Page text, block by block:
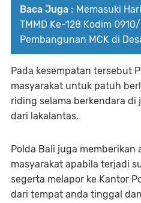
Baca Juga : Memasuki
TMMD Ke-128 Kodim
Pembangunan MCK di
Pada kesempatan tersebut
masyarakat untuk patuh
riding selama berkendara
dari lakalantas.
Polda Bali juga memberikan
masyarakat apabila terjadi
segerta melapor ke Kantor
dari tempat anda tinggal